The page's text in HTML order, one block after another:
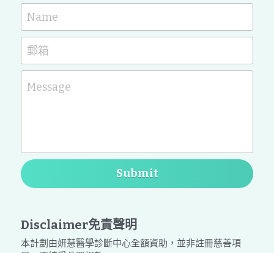
Name
郵箱
Message
Submit
Disclaimer免責聲明
本計劃由妍慧醫學診斷中心全額資助，並非註冊慈善項